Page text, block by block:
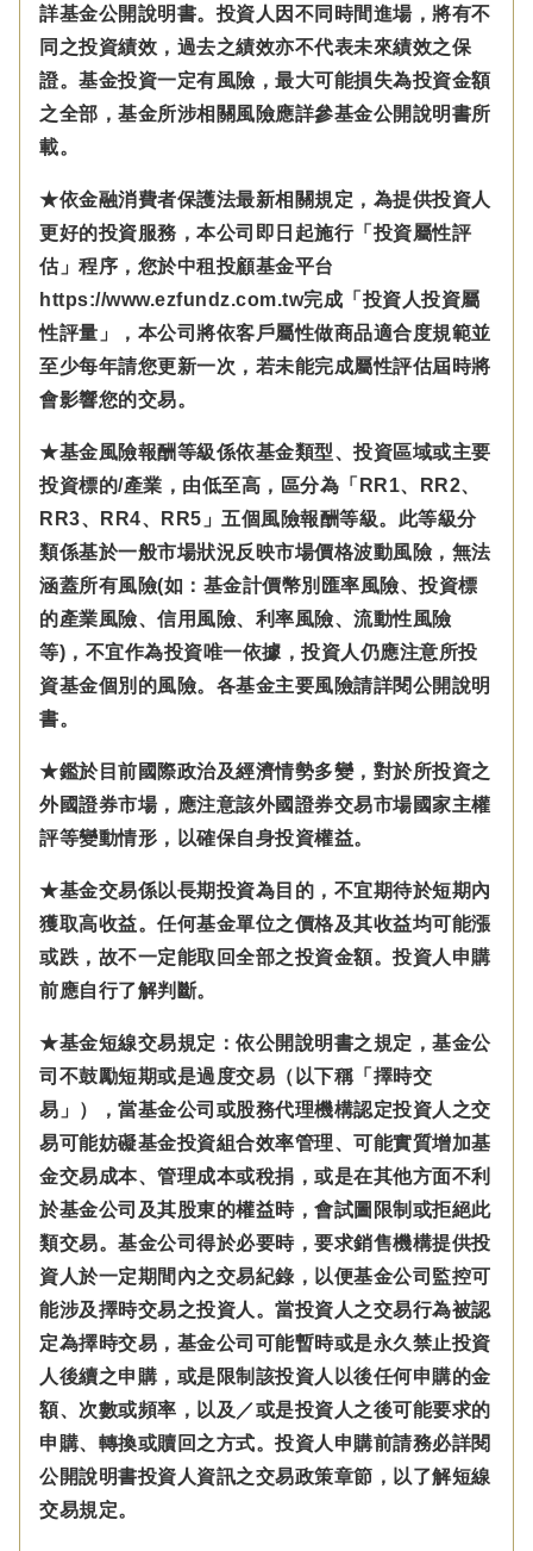
詳基金公開說明書。投資人因不同時間進場，將有不
同之投資績效，過去之績效亦不代表未來績效之保
證。基金投資一定有風險，最大可能損失為投資金額
之全部，基金所涉相關風險應詳參基金公開說明書所
載。
★依金融消費者保護法最新相關規定，為提供投資人
更好的投資服務，本公司即日起施行「投資屬性評
估」程序，您於中租投顧基金平台
https://www.ezfundz.com.tw完成「投資人投資屬
性評量」，本公司將依客戶屬性做商品適合度規範並
至少每年請您更新一次，若未能完成屬性評估屆時將
會影響您的交易。
★基金風險報酬等級係依基金類型、投資區域或主要
投資標的/產業，由低至高，區分為「RR1、RR2、
RR3、RR4、RR5」五個風險報酬等級。此等級分
類係基於一般市場狀況反映市場價格波動風險，無法
涵蓋所有風險(如：基金計價幣別匯率風險、投資標
的產業風險、信用風險、利率風險、流動性風險
等)，不宜作為投資唯一依據，投資人仍應注意所投
資基金個別的風險。各基金主要風險請詳閱公開說明
書。
★鑑於目前國際政治及經濟情勢多變，對於所投資之
外國證券市場，應注意該外國證券交易市場國家主權
評等變動情形，以確保自身投資權益。
★基金交易係以長期投資為目的，不宜期待於短期內
獲取高收益。任何基金單位之價格及其收益均可能漲
或跌，故不一定能取回全部之投資金額。投資人申購
前應自行了解判斷。
★基金短線交易規定：依公開說明書之規定，基金公
司不鼓勵短期或是過度交易（以下稱「擇時交
易」），當基金公司或股務代理機構認定投資人之交
易可能妨礙基金投資組合效率管理、可能實質增加基
金交易成本、管理成本或稅捐，或是在其他方面不利
於基金公司及其股東的權益時，會試圖限制或拒絕此
類交易。基金公司得於必要時，要求銷售機構提供投
資人於一定期間內之交易紀錄，以便基金公司監控可
能涉及擇時交易之投資人。當投資人之交易行為被認
定為擇時交易，基金公司可能暫時或是永久禁止投資
人後續之申購，或是限制該投資人以後任何申購的金
額、次數或頻率，以及／或是投資人之後可能要求的
申購、轉換或贖回之方式。投資人申購前請務必詳閱
公開說明書投資人資訊之交易政策章節，以了解短線
交易規定。